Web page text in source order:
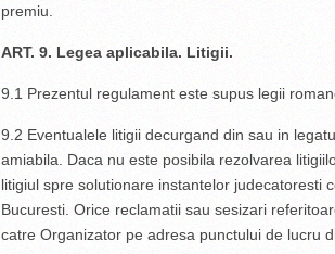
premiu.
ART. 9. Legea aplicabila. Litigii.
9.1 Prezentul regulament este supus legii
9.2 Eventualele litigii decurgand din sau in
amiabila. Daca nu este posibila rezolvarea
litigiul spre solutionare instantelor judecatoresti
Bucuresti. Orice reclamatii sau sesizari
catre Organizator pe adresa punctului de lucru